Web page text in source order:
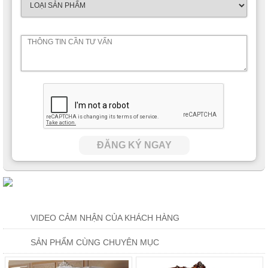
Mang đậm đặc trưng của phong cách thiết kế
ngủ tân cổ điển , mỗi đường nét hoa văn trên tủ quần áo đều
được gia công một cách tỉ mỉ đầy kỹ lưỡng. Các chi tiết hoa văn
ĐĂNG KÝ NGAY
VIDEO CẢM NHẬN CỦA KHÁCH HÀNG
SẢN PHẨM CÙNG CHUYÊN MỤC